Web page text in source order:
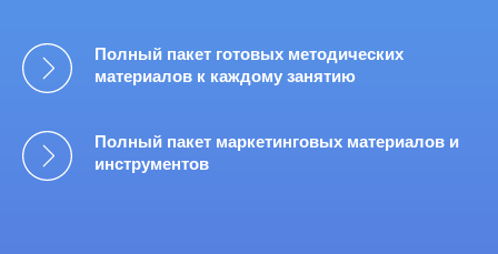
Полный пакет готовых методических
материалов к каждому занятию
Полный пакет маркетинговых материалов и
инструментов